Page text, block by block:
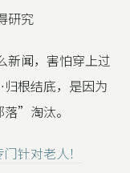
研究
闻，害怕穿上过
根结底，是因为
”淘汰。
针对老人！